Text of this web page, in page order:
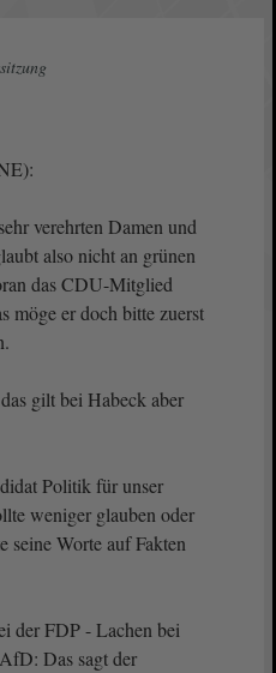
verehrten Damen und
also nicht an grünen
das CDU-Mitglied
möge er doch bitte zuerst
gilt bei Habeck aber
Politik für unser
weniger glauben oder
seine Worte auf Fakten
der FDP - Lachen bei
Das sagt der